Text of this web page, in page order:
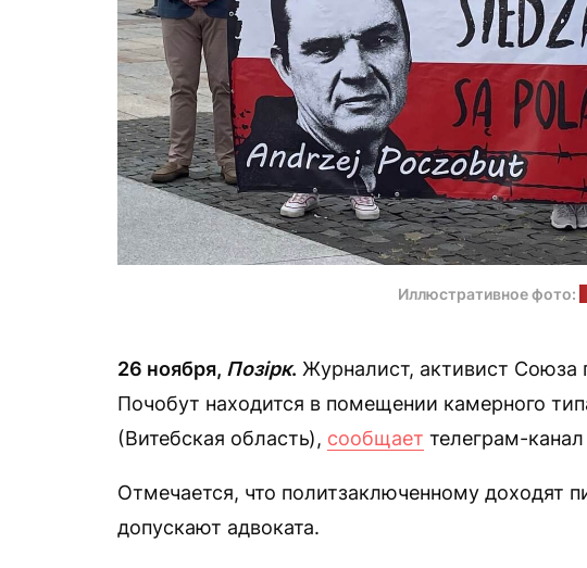
Иллюстративное фото:
26 ноября, Позірк. Журналист, активист
Почобут находится в помещении камерного
(Витебская область), сообщает телеграм-
Отмечается, что политзаключенному доходят
допускают адвоката.